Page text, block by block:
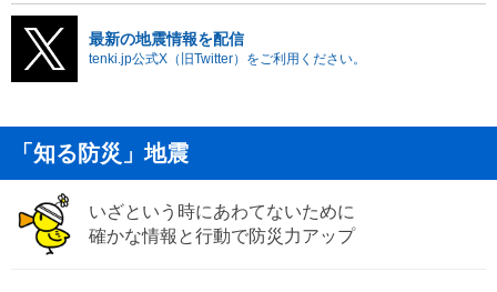
最新の地震情報を配信
tenki.jp公式X（旧Twitter）をご利用ください。
「知る防災」地震
いざという時にあわてないために
確かな情報と行動で防災力アップ